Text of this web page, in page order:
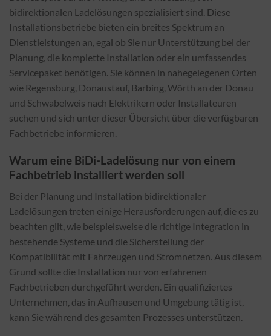
bidirektionalen Ladelösungen spezialisiert sind. Diese
Installationsbetriebe bieten ein breites Spektrum an
Dienstleistungen an, egal ob Sie nur Unterstützung bei der
Planung, die komplette Installation oder ein umfassendes
Servicepaket benötigen. Sie können in nahegelegenen Orten
wie Regensburg, Donaustauf, Barbing, Wörth an der Donau
und Schwabelweis nach Elektrikern oder Installateuren
suchen und sich unter dieser Übersicht über die verfügbaren
Fachbetriebe informieren.
Warum eine BiDi-Ladelösung nur von einem
Fachbetrieb installiert werden soll
Bei der Planung und Installation bidirektionaler
Ladelösungen treten einige Herausforderungen auf, die es zu
beachten gilt, wie beispielsweise die richtige Integration in
bestehende Systeme und die Sicherstellung der
Kompatibilität mit Fahrzeugen und Stromnetzen. Aus diesem
Grund sollte die Installation nur von erfahrenen
Fachbetrieben durchgeführt werden. Ein qualifiziertes
Unternehmen, das in Aufhausen und Umgebung tätig ist,
kann Sie während des gesamten Prozesses unterstützen.